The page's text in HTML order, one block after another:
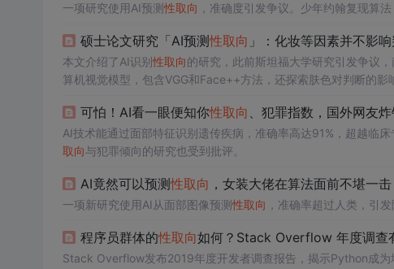
一项研究使用AI预测性取向 ，准确度引发争议。少年约翰复现算
硕士论文研究「AI预测性取向 」：化妆等因素并不影
本文介绍了AI识别性取向的研究，此前斯坦福大学研究引发争议
算机视觉模型，包含VGG和Face++方法，还探索肤色对判断的影
可怕！AI看一眼便知你性取向 、犯罪指数，国外网友炸
AI技术能通过面部特征识别遗传疾病，准确率高达91%，超越临
取向与犯罪倾向的研究也受到批评。
AI竟然可以预测性取向 ，女装大佬在算法面前不堪一击
一项新研究使用AI从面部图像预测性取向 ，准确率超过人类，引
程序员群体的性取向如何？Stack Overflow 年度调查
Stack Overflow发布2019年度开发者调查报告，揭示Python成